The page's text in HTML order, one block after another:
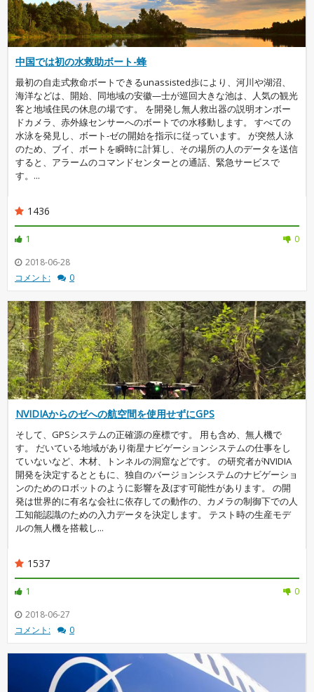
中国では初の水救助ボート-蜂
最初の自走式救命ボートできるunassisted歩により、河川や湖沼、
海洋などは、開始、同地域の安徽—士が巡回大きな池は、人気の観光
客と地域住民の休息の場です。 を開発し無人救出器の説明オンボー
ドカメラ、赤外線センサーへのボートでの水移動します。 すべての
水泳を発見し、ボート-ゼの開始を指示に従っています。 が突然人泳
のため、ブイ、ボートを瞬時に計算し、その場所の人のデータを送信
すると、アラームのコマンドセンターとの通話、緊急サービスで
す。...
1436
1
0
2018-06-28
コメント:
0
NVIDIAからのゼへの航空間を使用せずにGPS
そして、GPSシステムの正確源の座標です。 用も含め、無人機で
す。 だいている地域があり衛星ナビゲーションシステムの仕事をし
ていないなど、木材、トンネルの洞窟などです。 の研究者がNVIDIA
開発を決定するとともに、独自のバージョンシステムのナビゲーショ
ンのためのロボットのように影響を及ぼす可能性があります。 の開
発は世界的に有名な会社に依存しての動作の、カメラの制御下での人
工知能認識のための入力データを決定します。 テスト時の生産モデ
ルの無人機を搭載し...
1537
1
0
2018-06-27
コメント:
0